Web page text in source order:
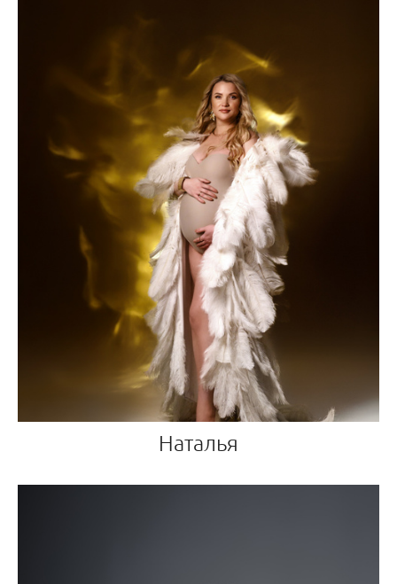
Наталья